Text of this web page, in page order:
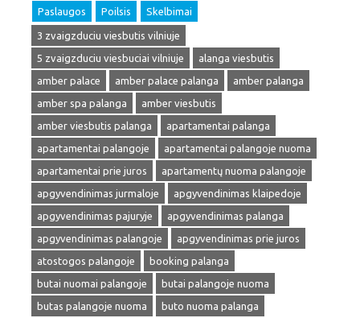
Paslaugos Poilsis Skelbimai
3 zvaigzduciu viesbutis vilniuje
5 zvaigzduciu viesbuciai vilniuje
alanga viesbutis
amber palace
amber palace palanga
amber palanga
amber spa palanga
amber viesbutis
amber viesbutis palanga
apartamentai palanga
apartamentai palangoje
apartamentai palangoje nuoma
apartamentai prie juros
apartamentų nuoma palangoje
apgyvendinimas jurmaloje
apgyvendinimas klaipedoje
apgyvendinimas pajuryje
apgyvendinimas palanga
apgyvendinimas palangoje
apgyvendinimas prie juros
atostogos palangoje
booking palanga
butai nuomai palangoje
butai palangoje nuoma
butas palangoje nuoma
buto nuoma palanga